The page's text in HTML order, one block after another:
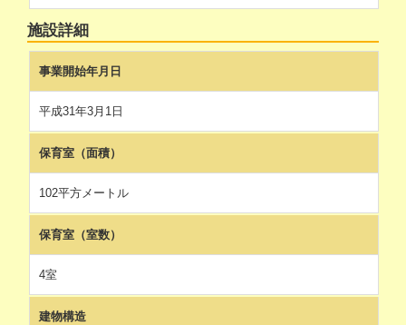
施設詳細
事業開始年月日
平成31年3月1日
保育室（面積）
102平方メートル
保育室（室数）
4室
建物構造